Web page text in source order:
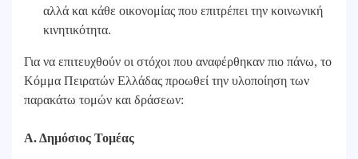
αλλά και κάθε οικονομίας που επιτρέπει την κοινωνική
κινητικότητα.
Για να επιτευχθούν οι στόχοι που αναφέρθηκαν πιο πάνω, το
Κόμμα Πειρατών Ελλάδας προωθεί την υλοποίηση των
παρακάτω τομών και δράσεων:
Α. Δημόσιος Τομέας